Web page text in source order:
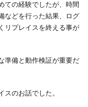
ての経験でしたが、時間
などを行った結果、ログ
リプレイスを終える事が
準備と動作検証が重要だ
のお話でした。